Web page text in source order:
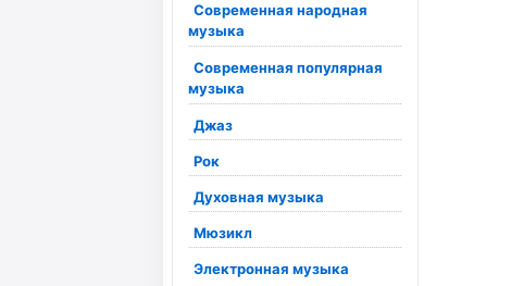
Современная народная
музыка
Современная популярная
музыка
Джаз
Рок
Духовная музыка
Мюзикл
Электронная музыка